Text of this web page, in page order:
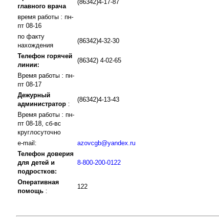
главного врача
(86342)4-17-87
время работы : пн-
пт 08-16
по факту
нахождения
(86342)4-32-30
Телефон горячей
линии:
(86342) 4-02-65
Время работы : пн-
пт 08-17
Дежурный
администратор :
(86342)4-13-43
Время работы : пн-
пт 08-18, сб-вс
круглосуточно
e-mail:
azovcgb@yandex.ru
Телефон доверия
для детей и
подростков:
8-800-200-0122
Оперативная
помощь :
122